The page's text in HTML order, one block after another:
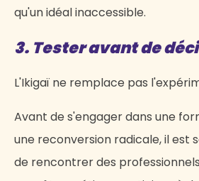
qu'un idéal inaccessible.
3. Tester avant de
L'Ikigaï ne remplace pas
Avant de s'engager dans une
une reconversion radicale, il est
de rencontrer des